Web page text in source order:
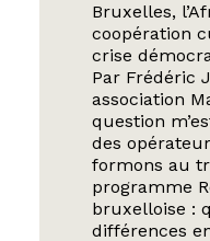
Bruxelles,
coopération
crise
Par Frédéric
association
question
des
formons au
programme
bruxelloise :
différences